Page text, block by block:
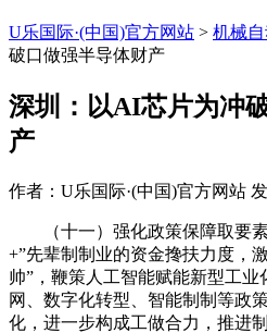
U乐国际·(中国)官方网站 > 机械
破口做强半导体财产
深圳：以AI芯片为冲
产
作者：U乐国际·(中国)官方网站
（十一）强化政策保障取要素
+”先辈制制业的资金搀扶力度，
帅”，鞭策人工智能赋能新型工
网、数字化转型、智能制制等政
化，进一步构成工做合力，推进